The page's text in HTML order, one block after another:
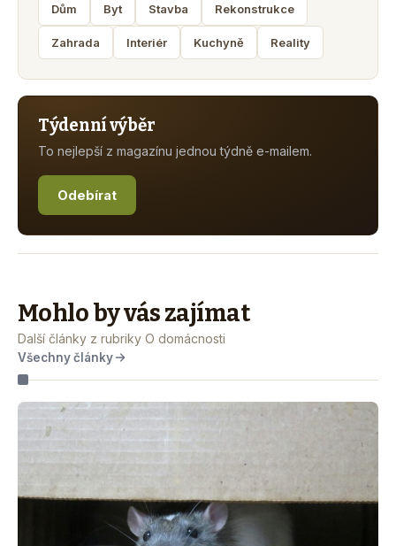
Dům Byt Stavba Rekonstrukce
Zahrada Interiér Kuchyně Reality
Týdenní výběr
To nejlepší z magazínu jednou týdně e-mailem.
Odebírat
Mohlo by vás zajímat
Další články z rubriky O domácnosti
Všechny články